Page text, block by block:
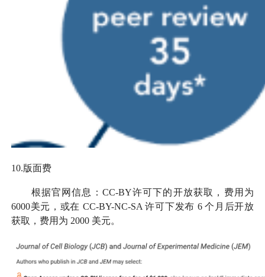
10.版面费
根据官网信息：CC-BY许可下的开放获取，费用为
6000美元，或在 CC-BY-NC-SA 许可下发布 6 个月后开放
获取，费用为 2000 美元。